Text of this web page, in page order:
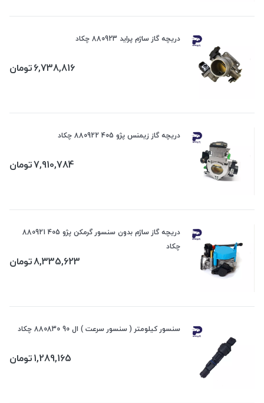
دریچه گاز ساژم پراید 880923 چکاد
6,738,816تومان
دریچه گاز زیمنس پژو 405 880922 چکاد
7,910,784تومان
دریچه گاز ساژم بدون سنسور گرمکن پژو 405 880921
چکاد
8,335,623تومان
سنسور کیلومتر ( سنسور سرعت ) ال 90 880830 چکاد
1,289,165تومان